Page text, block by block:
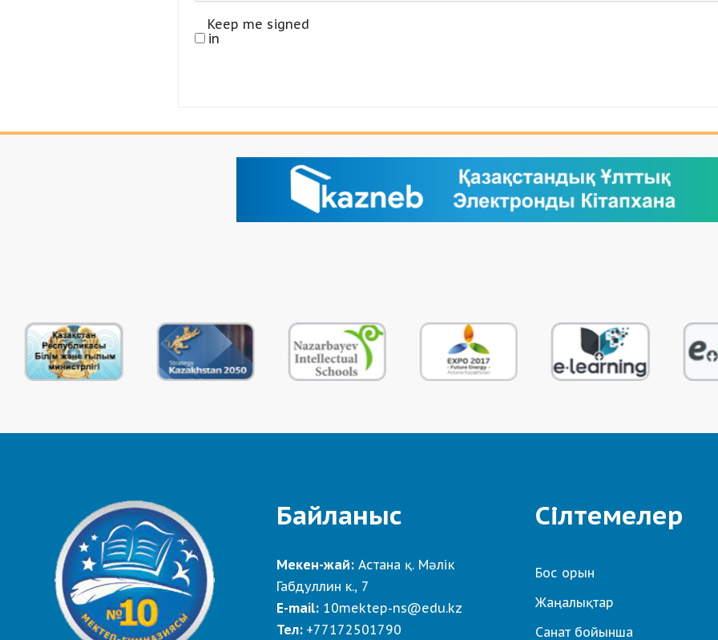
Keep me signed
in
Байланыс
Мекен-жай: Астана қ. Мәлік
Габдуллин к., 7
E-mail: 10mektep-ns@edu.kz
Тел: +77172501790
Сілтемелер
Бос орын
Жаңалықтар
Санат бойынша